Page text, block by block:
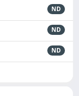
ND
ND
ND